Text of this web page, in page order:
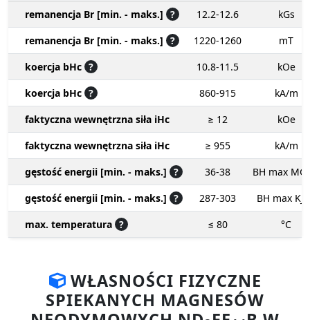
remanencja Br [min. - maks.] ? 12.2-12.6
kGs
remanencja Br [min. - maks.] ? 1220-1260
mT
koercja bHc ? 10.8-11.5
kOe
koercja bHc ? 860-915
kA/m
faktyczna wewnętrzna siła iHc
≥ 12
kOe
faktyczna wewnętrzna siła iHc
≥ 955
kA/m
gęstość energii [min. - maks.] ? 36-38
BH max
gęstość energii [min. - maks.] ? 287-303
BH max
max. temperatura ? ≤ 80 °C
WŁASNOŚCI FIZYCZNE
SPIEKANYCH MAGNESÓW